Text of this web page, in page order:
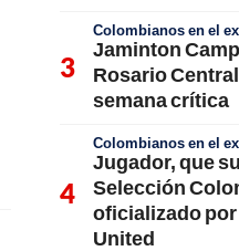
Colombianos en el
Jaminton
Rosario
semana crítica
Colombianos en el
Jugador, que
Selección
oficializado
United